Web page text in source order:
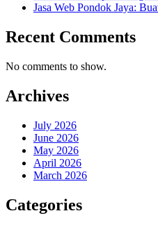
Jasa Web Pondok Jaya:
Recent Comments
No comments to show.
Archives
July 2026
June 2026
May 2026
April 2026
March 2026
Categories